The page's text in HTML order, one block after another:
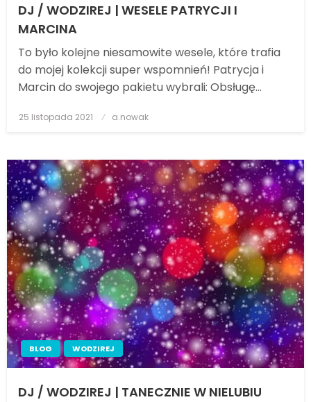
DJ / WODZIREJ | WESELE PATRYCJI I
MARCINA
To było kolejne niesamowite wesele, które trafia
do mojej kolekcji super wspomnień! Patrycja i
Marcin do swojego pakietu wybrali: Obsługę…
Posted
25 listopada 2021 a.nowak
BLOG WODZIREJ
DJ / WODZIREJ | TANECZNIE W NIELUBIU